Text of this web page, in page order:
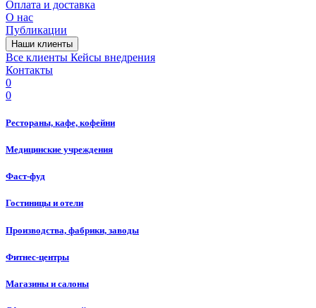
Оплата и доставка
О нас
Публикации
Наши клиенты
Все клиенты Кейсы внедрения
Контакты
0
0
Рестораны, кафе, кофейни
Медицинские учреждения
Фаст-фуд
Гостиницы и отели
Производства, фабрики, заводы
Фитнес-центры
Магазины и салоны